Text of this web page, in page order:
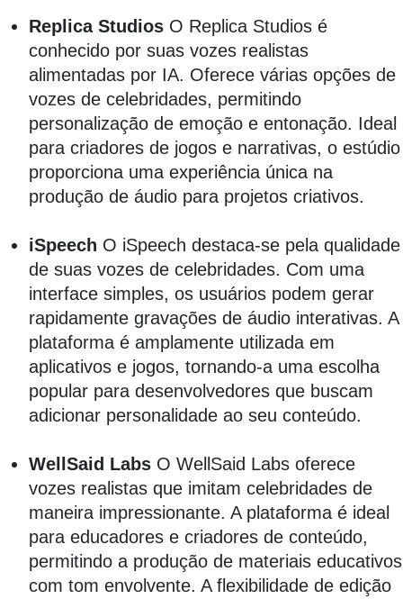
Replica Studios O Replica Studios é
conhecido por suas vozes realistas
alimentadas por IA. Oferece várias opções de
vozes de celebridades, permitindo
personalização de emoção e entonação. Ideal
para criadores de jogos e narrativas, o estúdio
proporciona uma experiência única na
produção de áudio para projetos criativos.
iSpeech O iSpeech destaca-se pela qualidade
de suas vozes de celebridades. Com uma
interface simples, os usuários podem gerar
rapidamente gravações de áudio interativas. A
plataforma é amplamente utilizada em
aplicativos e jogos, tornando-a uma escolha
popular para desenvolvedores que buscam
adicionar personalidade ao seu conteúdo.
WellSaid Labs O WellSaid Labs oferece
vozes realistas que imitam celebridades de
maneira impressionante. A plataforma é ideal
para educadores e criadores de conteúdo,
permitindo a produção de materiais educativos
com tom envolvente. A flexibilidade de edição